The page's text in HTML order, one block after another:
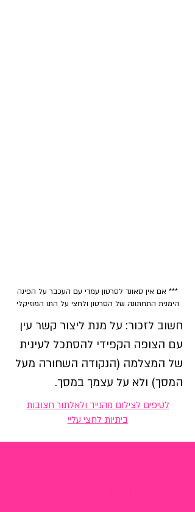
*** אם אין סאונד לסרטון עמדי עם העכבר על הפינה
הימנית התחתונה של הסרטון ולחצי על התו המוזיקלי
חשוב לזכור: על מנת ליצור קשר עין
עם הצופה הקפידי להסתכל לעינית
של המצלמה (הנקודה השחורה מעל
המסך) ולא על עצמך במסך.
לטיפים לצילום מהנייד ולאלתור חצובות
ביתיות לחצי עליי